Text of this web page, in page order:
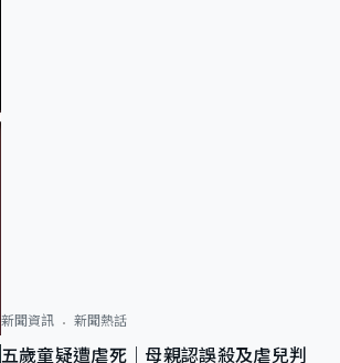
新聞資訊 新聞熱話
五歲童疑遭虐死｜母親認誤殺及虐兒判